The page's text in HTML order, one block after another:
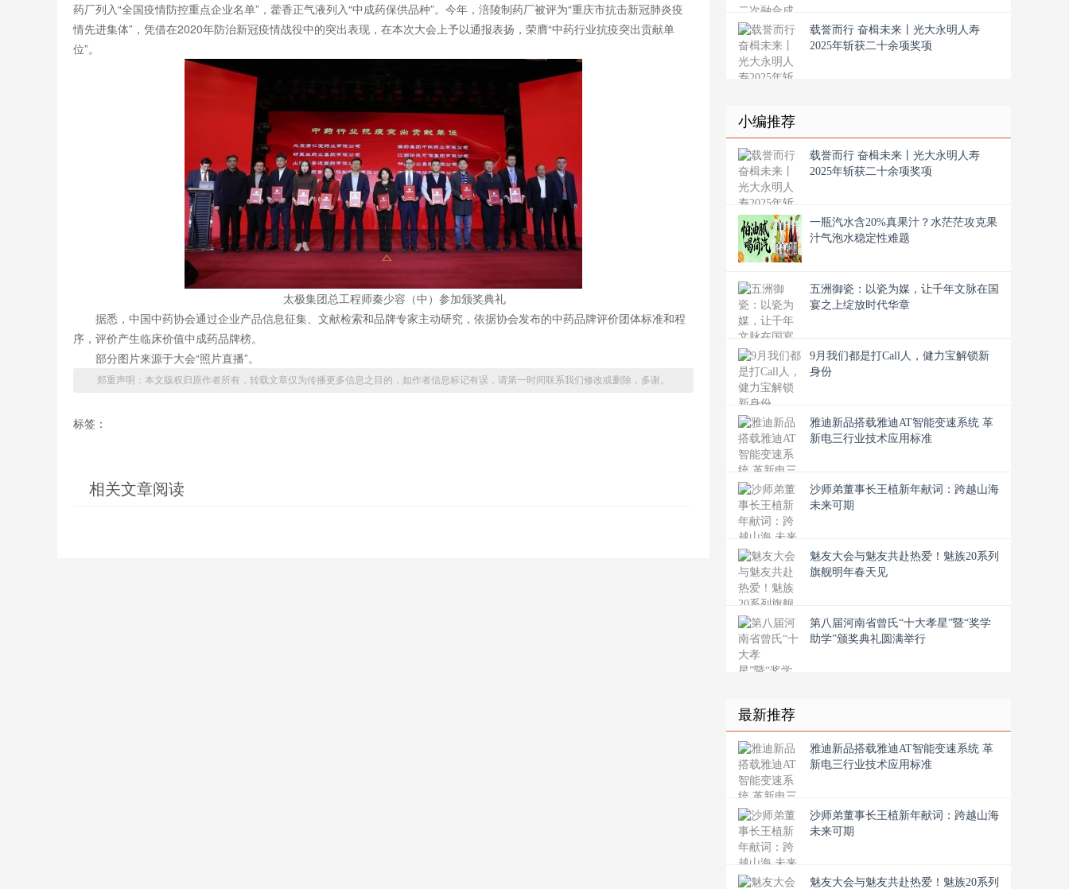
药厂列入“全国疫情防控重点企业名单”，藿香正气液列入“中成药保供品种”。今年，涪陵制药厂被评为“重庆市抗击新冠肺炎疫
情先进集体”，凭借在2020年防治新冠疫情战役中的突出表现，在本次大会上予以通报表扬，荣膺“中药行业抗疫突出贡献单
位”。
太极集团总工程师秦少容（中）参加颁奖典礼
据悉，中国中药协会通过企业产品信息征集、文献检索和品牌专家主动研究，依据协会发布的中药品牌评价团体标准和程
序，评价产生临床价值中成药品牌榜。
部分图片来源于大会“照片直播”。
郑重声明：本文版权归原作者所有，转载文章仅为传播更多信息之目的，如作者信息标记有误，请第一时间联系我们修改或删除，多谢。
标签：
相关文章阅读
载誉而行 奋楫未来丨光大永明人寿
2025年斩获二十余项奖项
小编推荐
载誉而行 奋楫未来丨光大永明人寿
2025年斩获二十余项奖项
一瓶汽水含20%真果汁？水茫茫攻克果
汁气泡水稳定性难题
五洲御瓷：以瓷为媒，让千年文脉在国
宴之上绽放时代华章
9月我们都是打Call人，健力宝解锁新
身份
雅迪新品搭载雅迪AT智能变速系统 革
新电三行业技术应用标准
沙师弟董事长王植新年献词：跨越山海
未来可期
魅友大会与魅友共赴热爱！魅族20系列
旗舰明年春天见
第八届河南省曾氏“十大孝星”暨“奖学
助学”颁奖典礼圆满举行
最新推荐
雅迪新品搭载雅迪AT智能变速系统 革
新电三行业技术应用标准
沙师弟董事长王植新年献词：跨越山海
未来可期
魅友大会与魅友共赴热爱！魅族20系列